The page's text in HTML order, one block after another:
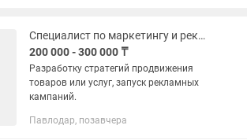
Специалист по маркетингу и рекламе
200 000 - 300 000 ₸
Разработку стратегий продвижения
товаров или услуг, запуск рекламных
кампаний.
Павлодар, позавчера